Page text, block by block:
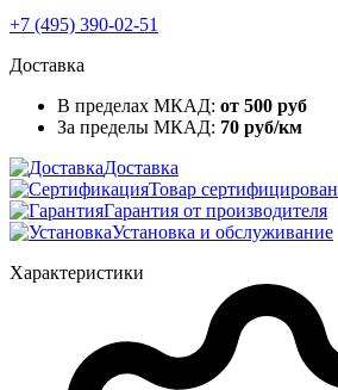
+7 (495) 390-02-51
Доставка
В пределах МКАД: от 500 руб
За пределы МКАД: 70 руб/км
Доставка
Товар сертифицирован
Гарантия от производителя
Установка и обслуживание
Характеристики